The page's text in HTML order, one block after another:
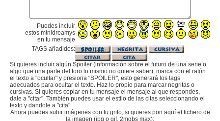
Puedes incluir
estos minidreamys
en tu mensaje
TAGS añadidos:
Si quieres incluir algún Spoiler (información sobre el futuro de una serie o
algo que una parte del foro lo mismo no quiere saber), marca con el ratón
el texto a "ocultar" y presiona "SPOILER", esto generará los tags
adecuados para ocultar el texto. Haz lo propio para marcar negritas o
cursivas. Si quieres copiar en tu mensaje el mensaje al que respondes,
dale a "citar". También puedes usar el estilo de las citas seleccionando el
texto y dandole a "cita".
Ahora puedes subir imágenes con tu grito, si quieres pon aquí el fichero de
la imagen (jpg o gif, 2mgbs max):